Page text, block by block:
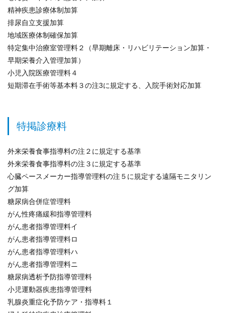
精神疾患診療体制加算
排尿自立支援加算
地域医療体制確保加算
特定集中治療室管理料２（早期離床・リハビリテーション加算・
早期栄養介入管理加算）
小児入院医療管理料４
短期滞在手術等基本料３の注3に規定する、入院手術対応加算
特掲診療料
外来栄養食事指導料の注２に規定する基準
外来栄養食事指導料の注３に規定する基準
心臓ペースメーカー指導管理料の注５に規定する遠隔モニタリン
グ加算
糖尿病合併症管理料
がん性疼痛緩和指導管理料
がん患者指導管理料イ
がん患者指導管理料ロ
がん患者指導管理料ハ
がん患者指導管理料ニ
糖尿病透析予防指導管理料
小児運動器疾患指導管理料
乳腺炎重症化予防ケア・指導料１